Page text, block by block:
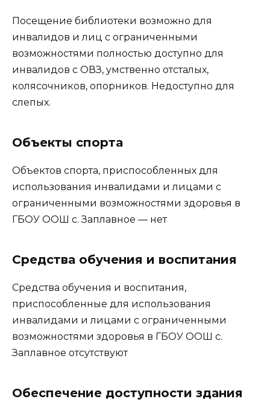
Посещение библиотеки возможно для
инвалидов и лиц с ограниченными
возможностями полностью доступно для
инвалидов с ОВЗ, умственно отсталых,
колясочников, опорников. Недоступно для
слепых.
Объекты спорта
Объектов спорта, приспособленных для
использования инвалидами и лицами с
ограниченными возможностями здоровья в
ГБОУ ООШ с. Заплавное — нет
Средства обучения и воспитания
Средства обучения и воспитания,
приспособленные для использования
инвалидами и лицами с ограниченными
возможностями здоровья в ГБОУ ООШ с.
Заплавное отсутствуют
Обеспечение доступности здания